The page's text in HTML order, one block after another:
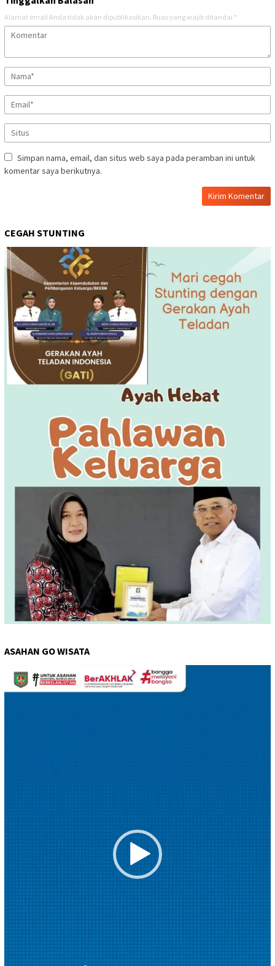
Alamat email Anda tidak akan dipublikasikan. Ruas yang wajib ditandai *
Simpan nama, email, dan situs web saya pada peramban ini untuk
komentar saya berikutnya.
CEGAH STUNTING
ASAHAN GO WISATA
Pemutar
Video